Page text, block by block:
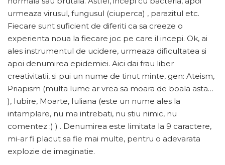
urmeaza virusul, fungusul (ciuperca) , parazitul etc.
Fiecare sunt suficient de diferiti ca sa creeze o
experienta noua la fiecare joc pe care il incepi. Ok, ai
ales instrumentul de ucidere, urmeaza dificultatea si
apoi denumirea epidemiei. Aici dai frau liber
creativitatii, si pui un nume de tinut minte, gen: Ateism,
Priapism (multa lume ar vrea sa moara de boala asta…
), Iubire, Moarte, Iuliana (este un nume ales la
intamplare, nu ma intrebati, nu stiu nimic, nu
comentez :) ) . Denumirea este limitata la 9 caractere,
mi-ar fi placut sa fie mai multe, pentru o adevarata
explozie de imaginatie.